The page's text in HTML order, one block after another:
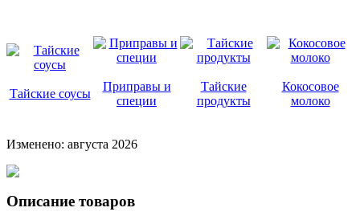
Тайские соусы
Приправы и
специи
Тайские
продукты
Кокосовое
молоко
Изменено: августа 2026
Описание товаров